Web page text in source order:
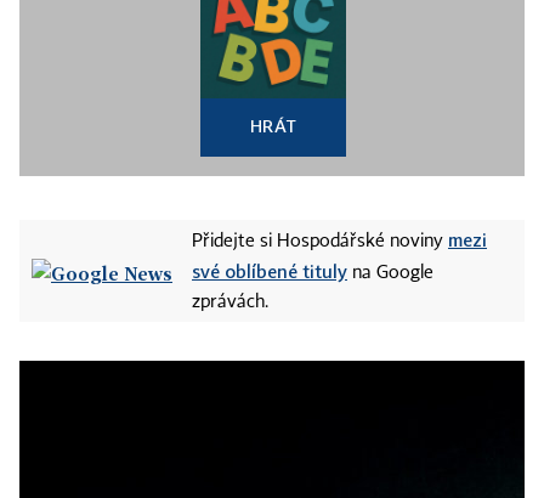
HRÁT
Přidejte si Hospodářské noviny mezi
své oblíbené tituly na Google
zprávách.